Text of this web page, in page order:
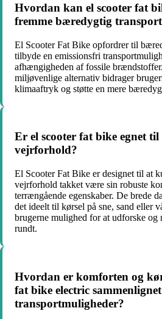
Hvordan kan el scooter fat
fremme bæredygtig
El Scooter Fat Bike opfordrer til
tilbyde en emissionsfri
afhængigheden af fossile
miljøvenlige alternativ bidrager
klimaaftryk og støtte en mere
Er el scooter fat bike egnet
vejrforhold?
El Scooter Fat Bike er designet til at
vejrforhold takket være sin robuste
terrængående egenskaber. De brede
det ideelt til kørsel på sne, sand eller
brugerne mulighed for at udforske og
rundt.
Hvordan er komforten og
fat bike electric
transportmuligheder?